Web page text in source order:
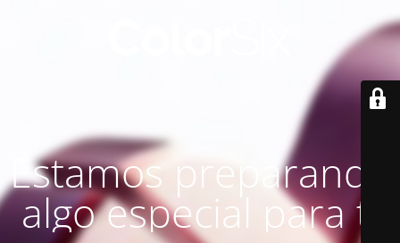
Estamos preparando
algo especial para ti